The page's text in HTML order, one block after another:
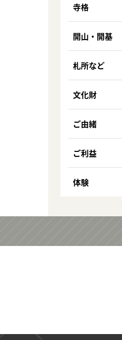
寺格
開山・開基
札所など
文化財
ご由緒
ご利益
体験